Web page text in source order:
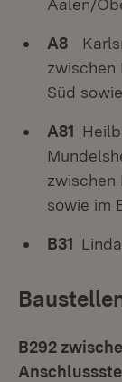
Aalen/
A8
zwischen
Süd
A81
zwischen
sowie im
B31
B292